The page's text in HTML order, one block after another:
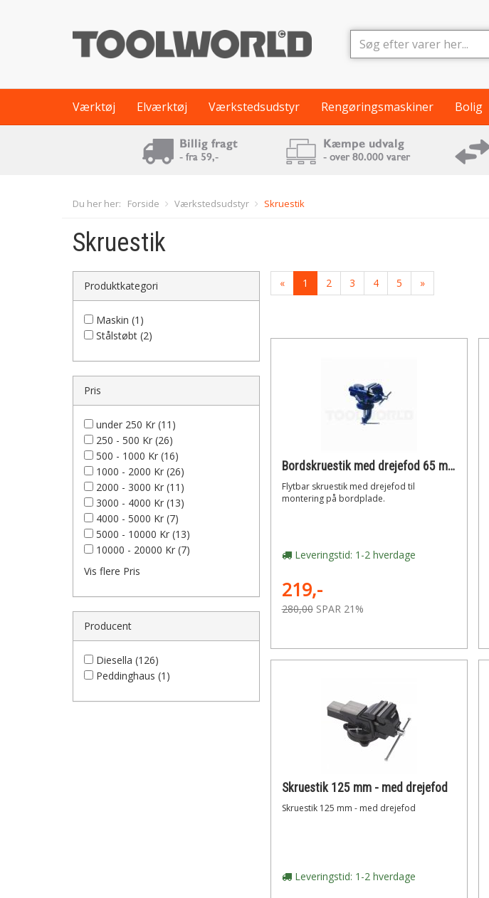
Værktøj Elværktøj Værkstedsudstyr Rengøringsmaskiner Bolig
Du her her: Forside Værkstedsudstyr Skruestik
Skruestik
Produktkategori
Maskin (1)
Stålstøbt (2)
Pris
under 250 Kr (11)
250 - 500 Kr (26)
500 - 1000 Kr (16)
1000 - 2000 Kr (26)
2000 - 3000 Kr (11)
3000 - 4000 Kr (13)
4000 - 5000 Kr (7)
5000 - 10000 Kr (13)
10000 - 20000 Kr (7)
Vis flere Pris
Producent
Diesella (126)
Peddinghaus (1)
« 1 2 3 4 5 »
Bordskruestik med drejefod 65 mm
Flytbar skruestik med drejefod til
montering på bordplade.
Leveringstid: 1-2 hverdage
219,-
280,00 SPAR 21%
Skruestik 125 mm - med drejefod
Skruestik 125 mm - med drejefod
Leveringstid: 1-2 hverdage